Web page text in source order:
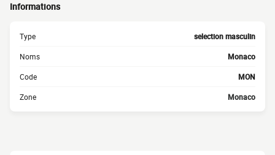
Informations
Type selection masculin
Noms Monaco
Code MON
Zone Monaco